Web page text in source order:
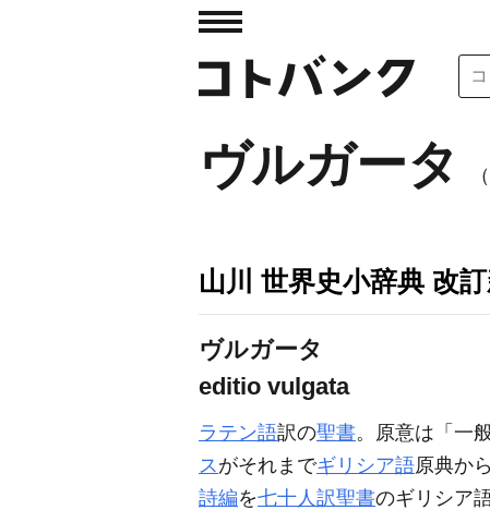
ヴルガータ
山川 世界史小辞典 改
ヴルガータ
editio vulgata
ラテン語訳の聖書。原意は「一
スがそれまでギリシア語原典か
詩編を七十人訳聖書のギリシア